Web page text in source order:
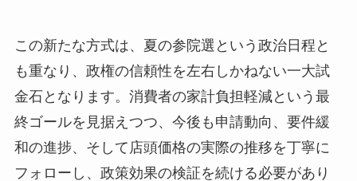
この新たな方式は、夏の参院選という政治日程と
も重なり、政権の信頼性を左右しかねない一大試
金石となります。消費者の家計負担軽減という最
終ゴールを見据えつつ、今後も申請動向、要件緩
和の進捗、そして店頭価格の実際の推移を丁寧に
フォローし、政策効果の検証を続ける必要があり